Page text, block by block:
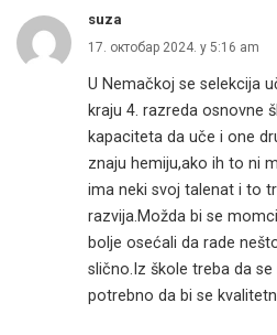
suza
17. октобар 2024. у 5:16 am
U Nemačkoj se selekcija
kraju 4. razreda osnovne
kapaciteta da uče i one
znaju hemiju,ako ih to ni
ima neki svoj talenat i to
razvija.Možda bi se
bolje osećali da rade
slično.Iz škole treba da se
potrebno da bi se